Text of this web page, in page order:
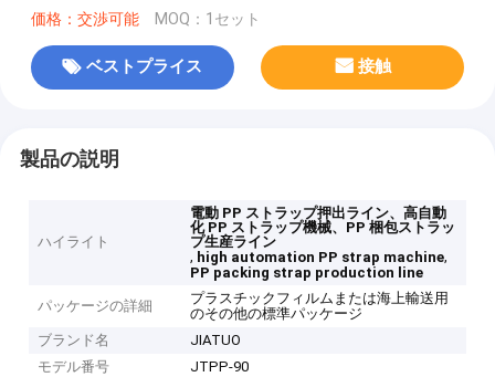
産ライン
価格：交渉可能 MOQ：1セット
ベストプライス 接触
製品の説明
ハイライト
電動 PP ストラップ押出ライン、高自動
化 PP ストラップ機械、PP 梱包ストラッ
プ生産ライン
, high automation PP strap machine,
PP packing strap production line
パッケージの詳細
プラスチックフィルムまたは海上輸送用
のその他の標準パッケージ
ブランド名
JIATUO
モデル番号
JTPP-90